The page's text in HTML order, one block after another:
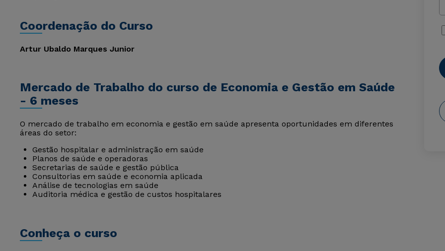
Coordenação do Curso
Artur Ubaldo Marques Junior
Mercado de Trabalho do curso de Economia e Gestão em Saúde
- 6 meses
O mercado de trabalho em economia e gestão em saúde apresenta oportunidades em diferentes
áreas do setor:
Gestão hospitalar e administração em saúde
Planos de saúde e operadoras
Secretarias de saúde e gestão pública
Consultorias em saúde e economia aplicada
Análise de tecnologias em saúde
Auditoria médica e gestão de custos hospitalares
Conheça o curso